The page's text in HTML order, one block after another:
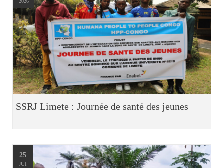
2026
SSRJ Limete : Journée de santé des jeunes
25
JUI